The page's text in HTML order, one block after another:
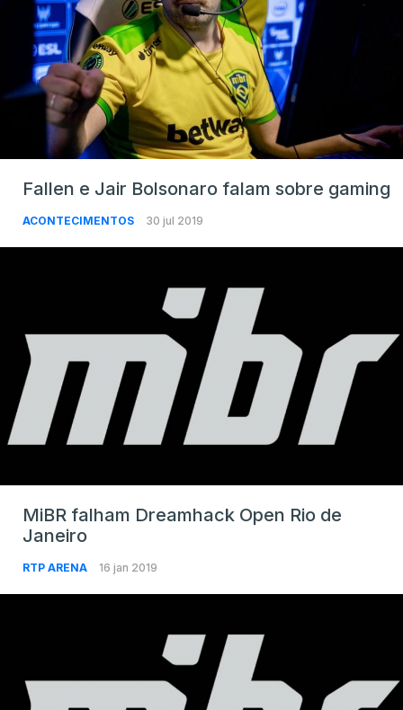
Fallen e Jair Bolsonaro falam sobre gaming
ACONTECIMENTOS 30 jul 2019
MiBR falham Dreamhack Open Rio de
Janeiro
RTP ARENA 16 jan 2019